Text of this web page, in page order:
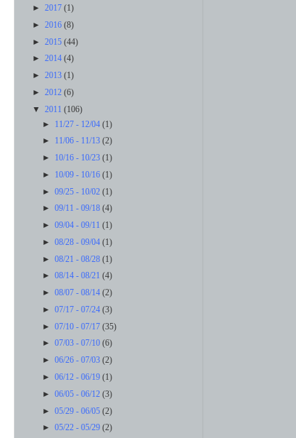
► 2017 (1)
► 2016 (8)
► 2015 (44)
► 2014 (4)
► 2013 (1)
► 2012 (6)
▼ 2011 (106)
► 11/27 - 12/04(1)
► 11/06 - 11/13(2)
► 10/16 - 10/23(1)
► 10/09 - 10/16(1)
►09/25 - 10/02(1)
►09/11 - 09/18(4)
►09/04 - 09/11(1)
►08/28 - 09/04(1)
►08/21 - 08/28(1)
►08/14 - 08/21(4)
►08/07 - 08/14(2)
►07/17 - 07/24(3)
►07/10 - 07/17(35)
►07/03 - 07/10(6)
►06/26 - 07/03(2)
►06/12 - 06/19(1)
►06/05 - 06/12(3)
►05/29 - 06/05(2)
►05/22 - 05/29(2)